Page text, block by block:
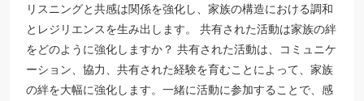
リスニングと共感は関係を強化し、家族の構造における調和
とレジリエンスを生み出します。 共有された活動は家族の絆
をどのように強化しますか？ 共有された活動は、コミュニケ
ーション、協力、共有された経験を育むことによって、家族
の絆を大幅に強化します。一緒に活動に参加することで、感